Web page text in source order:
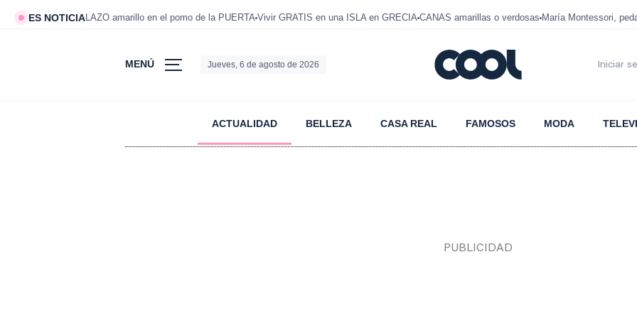
ES NOTICIALAZO amarillo en el pomo de la PUERTA Vivir GRATIS en una ISLA en GRECIA CANAS amarillas o verdosas María Montessori,
MENÚ Jueves, 6 de agosto de 2026 Iniciar
ACTUALIDAD BELLEZA CASA REAL FAMOSOS MODA